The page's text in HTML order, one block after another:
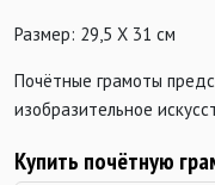
Размер: 29,5 Х 31 см
Почётные грамоты
изобразительное
Купить почётную